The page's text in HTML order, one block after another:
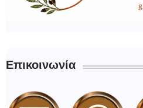
Επικοινωνία